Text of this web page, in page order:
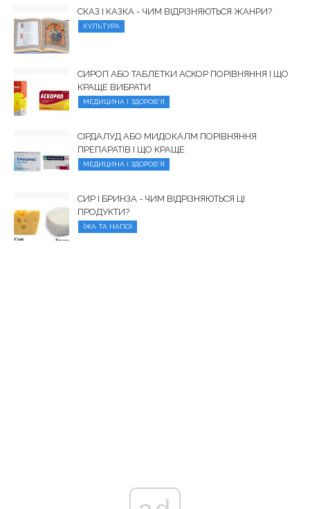
СКАЗ І КАЗКА - ЧИМ ВІДРІЗНЯЮТЬСЯ ЖАНРИ?
КУЛЬТУРА
СИРОП АБО ТАБЛЕТКИ АСКОР ПОРІВНЯННЯ І ЩО
КРАЩЕ ВИБРАТИ
МЕДИЦИНА І ЗДОРОВ'Я
СІРДАЛУД АБО МИДОКАЛМ ПОРІВНЯННЯ
ПРЕПАРАТІВ І ЩО КРАЩЕ
МЕДИЦИНА І ЗДОРОВ'Я
СИР І БРИНЗА - ЧИМ ВІДРІЗНЯЮТЬСЯ ЦІ
ПРОДУКТИ?
ЇЖА ТА НАПОЇ